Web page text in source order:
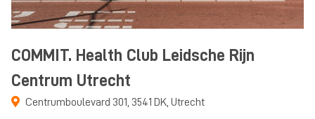
COMMIT. Health Club Leidsche Rijn
Centrum Utrecht
Centrumboulevard 301, 3541 DK, Utrecht